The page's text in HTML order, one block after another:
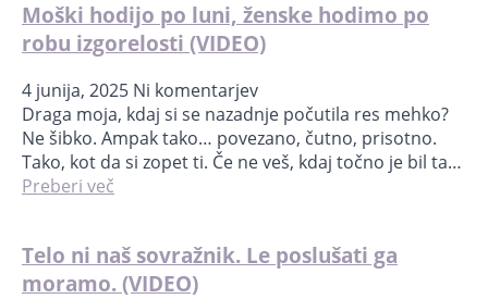
Moški hodijo po luni, ženske hodimo po
robu izgorelosti (VIDEO)
4 junija, 2025 Ni komentarjev
Draga moja, kdaj si se nazadnje počutila res mehko?
Ne šibko. Ampak tako… povezano, čutno, prisotno.
Tako, kot da si zopet ti. Če ne veš, kdaj točno je bil ta…
Preberi več
Telo ni naš sovražnik. Le poslušati ga
moramo. (VIDEO)